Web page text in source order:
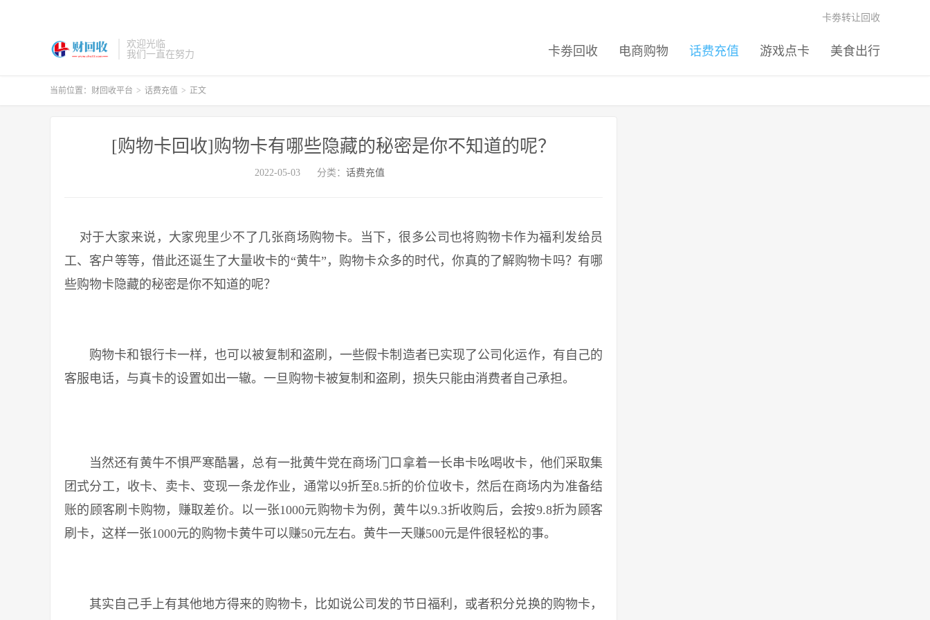
欢迎光临
我们一直在努力
卡劵回收 电商购物 话费充值 游戏点卡 美食出行
卡劵转让回收
当前位置： 财回收平台 > 话费充值 > 正文
[购物卡回收]购物卡有哪些隐藏的秘密是你不知道的呢？
2022-05-03 分类： 话费充值
对于大家来说，大家兜里少不了几张商场购物卡。当下，很多公司也将购物卡作为福利发给员
工、客户等等，借此还诞生了大量收卡的“黄牛”，购物卡众多的时代，你真的了解购物卡吗？有哪
些购物卡隐藏的秘密是你不知道的呢？
购物卡和银行卡一样，也可以被复制和盗刷，一些假卡制造者已实现了公司化运作，有自己的
客服电话，与真卡的设置如出一辙。一旦购物卡被复制和盗刷，损失只能由消费者自己承担。
当然还有黄牛不惧严寒酷暑，总有一批黄牛党在商场门口拿着一长串卡吆喝收卡，他们采取集
团式分工，收卡、卖卡、变现一条龙作业，通常以9折至8.5折的价位收卡，然后在商场内为准备结
账的顾客刷卡购物，赚取差价。以一张1000元购物卡为例，黄牛以9.3折收购后，会按9.8折为顾客
刷卡，这样一张1000元的购物卡黄牛可以赚50元左右。黄牛一天赚500元是件很轻松的事。
其实自己手上有其他地方得来的购物卡，比如说公司发的节日福利，或者积分兑换的购物卡，